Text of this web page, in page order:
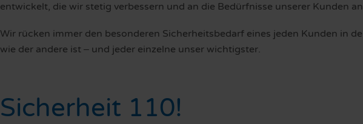
entwickelt, die wir stetig verbessern und an die Bedürfnisse unserer Kunden
Wir rücken immer den besonderen Sicherheitsbedarf eines jeden Kunden in
wie der andere ist – und jeder einzelne unser wichtigster.
Sicherheit 110!